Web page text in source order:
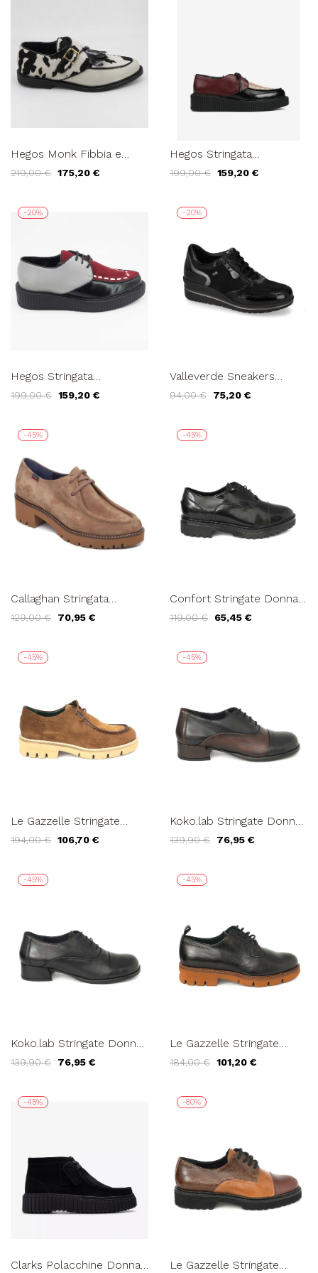
Hegos Monk Fibbia e
Bianco Nero
219,00 € 175,20 €
Hegos Stringata
Pelle Nero Beige
199,00 € 159,20 €
-20%
Hegos Stringata
Pelle Nero Bordeaux
199,00 € 159,20 €
-20%
Valleverde Sneakers
Dettagli Naplak Nero
94,00 € 75,20 €
-45%
Callaghan Stringata
Tacco Camoscio Visone
129,00 € 70,95 €
-45%
Confort Stringate Donna
119,00 € 65,45 €
-45%
Le Gazzelle Stringate
Vaschetta Multi Cuoio
194,00 € 106,70 €
-45%
Koko.lab Stringate Donna
Testa di Moro
139,90 € 76,95 €
-45%
Koko.lab Stringate Donna
Nero
139,90 € 76,95 €
-45%
Le Gazzelle Stringate
Argilla Laminato Bronzo
184,00 € 101,20 €
-45%
Clarks Polacchine Donna
-80%
Le Gazzelle Stringate